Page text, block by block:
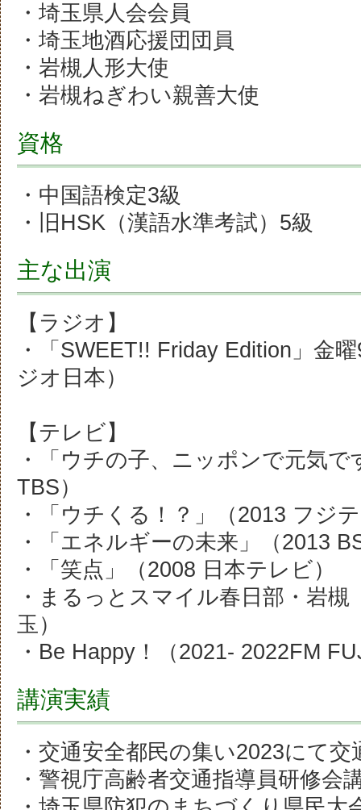
・埼玉県人会会員
・埼玉地酒応援団団員
・岩槻人形大使
・岩槻ねぎわい親善大使
資格
・中国語検定3級
・旧HSK（漢語水準考試）5級
主な出演
【ラジオ】
・「SWEET!! Friday Edition」金
ジオ日本）
【テレビ】
・「ウチの子、ニッポンで元気で
TBS）
・「ウチくる！？」（2013 フジ
・「エネルギーの未来」（2013
・「笑点」（2008 日本テレビ）
・まるっとスマイル春日部・岩槻
玉）
・Be Happy！（2021- 2022FM
講演実績
・交通安全都民の集い2023にて交
・警視庁高齢者交通指導員研修会